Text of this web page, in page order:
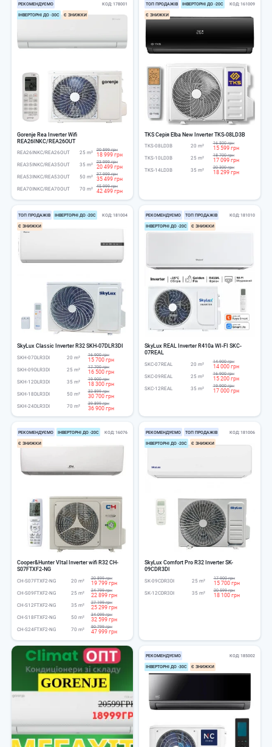
РЕКОМЕНДУЄМО
ІНВЕРТОРНІ ДО -30С Є ЗНИЖКИ
КОД 178001
Gorenje Rea Inverter Wifi
REA26INKC/REA26OUT
REA26INKC/REA26OUT 25 m² 20 599 грн
18 999 грн
REA35INKC/REA35OUT 35 m² 23 999 грн
20 499 грн
REA53INKC/REA53OUT 50 m² 37 999 грн
35 499 грн
REA70INKC/REA70OUT 70 m² 45 999 грн
42 499 грн
ТОП ПРОДАЖІВ ІНВЕРТОРНІ ДО -20С
Є ЗНИЖКИ
КОД 161009
TKS Серія Elba New Inverter TKS-08LD3B
TKS-08LD3B 20 m² 16 500 грн
15 599 грн
TKS-10LD3B 25 m² 18 700 грн
17 099 грн
TKS-14LD3B 35 m² 20 300 грн
18 299 грн
ТОП ПРОДАЖІВ ІНВЕРТОРНІ ДО -20С
Є ЗНИЖКИ
КОД 181004
SkyLux Classic Inverter R32 SKH-07DLR3DI
SKH-07DLR3DI 20 m² 16 900 грн
15 700 грн
SKH-09DLR3DI 25 m² 17 700 грн
16 500 грн
SKH-12DLR3DI 35 m² 19 900 грн
18 300 грн
SKH-18DLR3DI 50 m² 32 899 грн
30 700 грн
SKH-24DLR3DI 70 m² 39 899 грн
36 900 грн
РЕКОМЕНДУЄМО ТОП ПРОДАЖІВ
ІНВЕРТОРНІ ДО -20С Є ЗНИЖКИ
КОД 181010
SkyLux REAL Inverter R410a WI-FI SKC-
07REAL
SKC-07REAL 20 m² 14 900 грн
14 000 грн
SKC-09REAL 25 m² 16 900 грн
15 200 грн
SKC-12REAL 35 m² 19 900 грн
17 000 грн
РЕКОМЕНДУЄМО ІНВЕРТОРНІ ДО -20С
Є ЗНИЖКИ
КОД 16076
Cooper&Hunter VItal Inverter wifi R32 CH-
S07FTXF2-NG
CH-S07FTXF2-NG 20 m² 20 899 грн
19 799 грн
CH-S09FTXF2-NG 25 m² 24 799 грн
22 899 грн
CH-S12FTXF2-NG 35 m² 27 199 грн
25 299 грн
CH-S18FTXF2-NG 50 m² 34 099 грн
32 599 грн
CH-S24FTXF2-NG 70 m² 50 799 грн
47 999 грн
РЕКОМЕНДУЄМО ТОП ПРОДАЖІВ
ІНВЕРТОРНІ ДО -20С Є ЗНИЖКИ
КОД 181006
SkyLux Comfort Pro R32 Inverter SK-
09CDR3DI
SK-09CDR3DI 25 m² 17 900 грн
15 700 грн
SK-12CDR3DI 35 m² 20 599 грн
18 100 грн
РЕКОМЕНДУЄМО
ІНВЕРТОРНІ ДО -30С Є ЗНИЖКИ
КОД 185002